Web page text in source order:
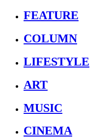
FEATURE
COLUMN
LIFESTYLE
ART
MUSIC
CINEMA